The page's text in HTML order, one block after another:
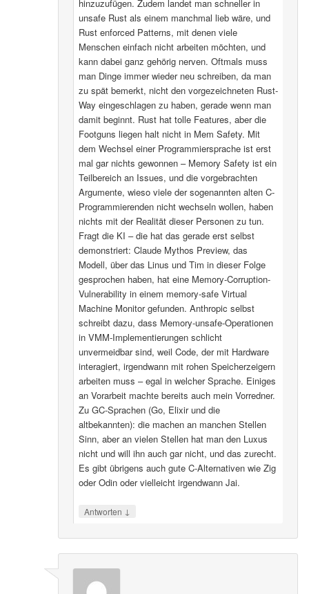
hinzuzufügen. Zudem landet man schneller in
unsafe Rust als einem manchmal lieb wäre, und
Rust enforced Patterns, mit denen viele
Menschen einfach nicht arbeiten möchten, und
kann dabei ganz gehörig nerven. Oftmals muss
man Dinge immer wieder neu schreiben, da man
zu spät bemerkt, nicht den vorgezeichneten Rust-
Way eingeschlagen zu haben, gerade wenn man
damit beginnt. Rust hat tolle Features, aber die
Footguns liegen halt nicht in Mem Safety. Mit
dem Wechsel einer Programmiersprache ist erst
mal gar nichts gewonnen – Memory Safety ist ein
Teilbereich an Issues, und die vorgebrachten
Argumente, wieso viele der sogenannten alten C-
Programmierenden nicht wechseln wollen, haben
nichts mit der Realität dieser Personen zu tun.
Fragt die KI – die hat das gerade erst selbst
demonstriert: Claude Mythos Preview, das
Modell, über das Linus und Tim in dieser Folge
gesprochen haben, hat eine Memory-Corruption-
Vulnerability in einem memory-safe Virtual
Machine Monitor gefunden. Anthropic selbst
schreibt dazu, dass Memory-unsafe-Operationen
in VMM-Implementierungen schlicht
unvermeidbar sind, weil Code, der mit Hardware
interagiert, irgendwann mit rohen Speicherzeigern
arbeiten muss – egal in welcher Sprache. Einiges
an Vorarbeit machte bereits auch mein Vorredner.
Zu GC-Sprachen (Go, Elixir und die
altbekannten): die machen an manchen Stellen
Sinn, aber an vielen Stellen hat man den Luxus
nicht und will ihn auch gar nicht, und das zurecht.
Es gibt übrigens auch gute C-Alternativen wie Zig
oder Odin oder vielleicht irgendwann Jai.
Antworten ↓